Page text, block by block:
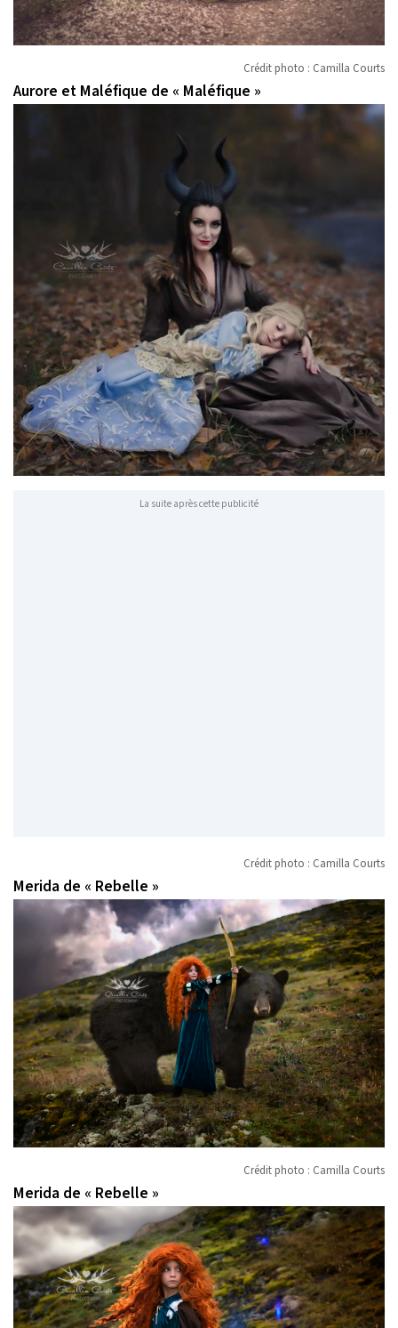
Crédit photo : Camilla Courts
Aurore et Maléfique de « Maléfique »
La suite après cette publicité
Crédit photo : Camilla Courts
Merida de « Rebelle »
Crédit photo : Camilla Courts
Merida de « Rebelle »